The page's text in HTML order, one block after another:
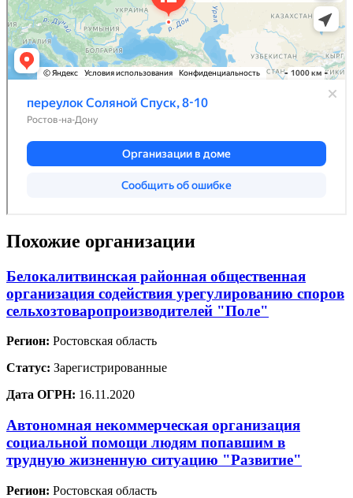
Похожие организации
Белокалитвинская районная общественная
организация содействия урегулированию споров
сельхозтоваропроизводителей "Поле"
Регион: Ростовская область
Статус: Зарегистрированные
Дата ОГРН: 16.11.2020
Автономная некоммерческая организация
социальной помощи людям попавшим в
трудную жизненную ситуацию "Развитие"
Регион: Ростовская область